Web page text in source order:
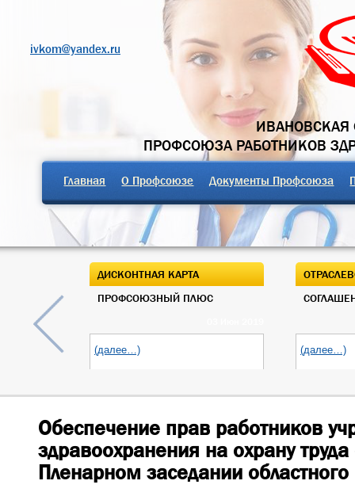
ivkom@yandex.ru
ИВАНОВСКАЯ
ПРОФСОЮЗА РАБОТНИКОВ
Главная О Профсоюзе Документы Профсоюза
ДИСКОНТНАЯ КАРТА
ПРОФСОЮЗНЫЙ ПЛЮС
(далее…) (далее…)
Обеспечение прав работников
здравоохранения на охрану труда
Пленарном заседании